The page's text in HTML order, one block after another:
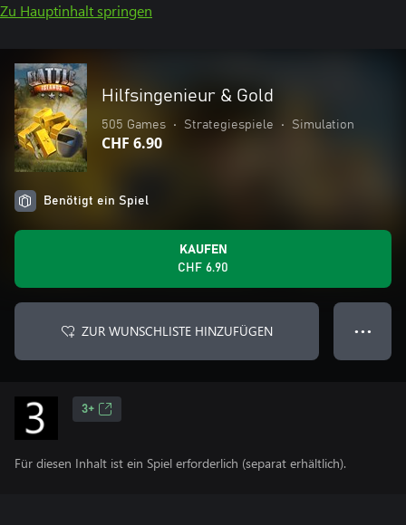
Zu Hauptinhalt springen
Hilfsingenieur & Gold
505 Games • Strategiespiele • Simulation
CHF 6.90
Benötigt ein Spiel
KAUFEN
CHF 6.90
ZUR WUNSCHLISTE HINZUFÜGEN ● ● ●
3+
Für diesen Inhalt ist ein Spiel erforderlich (separat erhältlich).